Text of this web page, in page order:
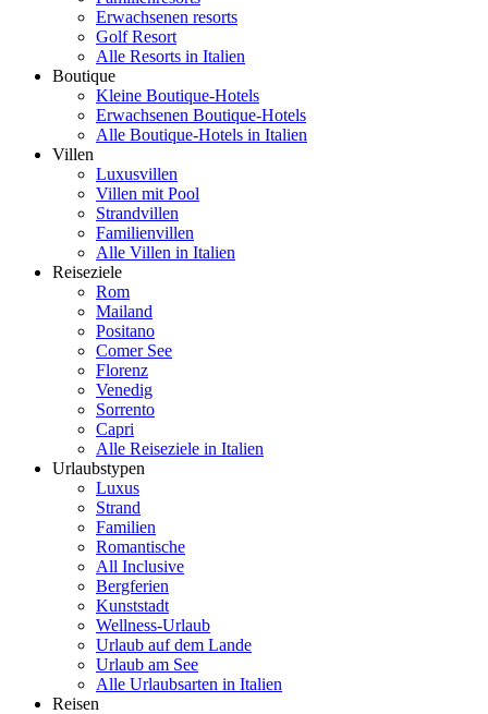
Erwachsenen resorts
Golf Resort
Alle Resorts in Italien
Boutique
Kleine Boutique-Hotels
Erwachsenen Boutique-Hotels
Alle Boutique-Hotels in Italien
Villen
Luxusvillen
Villen mit Pool
Strandvillen
Familienvillen
Alle Villen in Italien
Reiseziele
Rom
Mailand
Positano
Comer See
Florenz
Venedig
Sorrento
Capri
Alle Reiseziele in Italien
Urlaubstypen
Luxus
Strand
Familien
Romantische
All Inclusive
Bergferien
Kunststadt
Wellness-Urlaub
Urlaub auf dem Lande
Urlaub am See
Alle Urlaubsarten in Italien
Reisen